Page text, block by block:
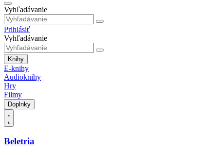
Vyhľadávanie
Prihlásiť
Vyhľadávanie
Knihy
E-knihy
Audioknihy
Hry
Filmy
Doplnky
Beletria